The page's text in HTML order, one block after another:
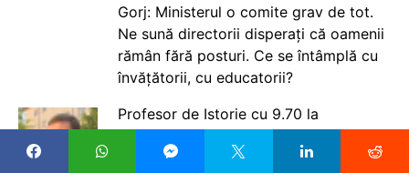
Gorj: Ministerul o comite grav de tot.
Ne sună directorii disperați că oamenii
rămân fără posturi. Ce se întâmplă cu
învățătorii, cu educatorii?
Profesor de Istorie cu 9.70 la
Titularizare 2026: Nu prea sunt mari
așteptările. Din păcate nu sunt posturi